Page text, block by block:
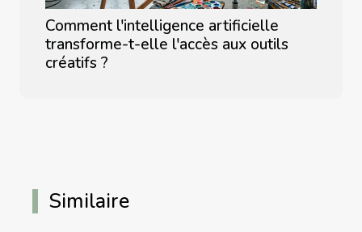
Comment l'intelligence artificielle
transforme-t-elle l'accès aux outils
créatifs ?
Similaire